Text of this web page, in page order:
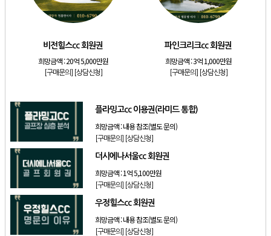
소노호텔앤리조트 패밀리 등기 무기명
파인크리크cc 회원권
소노호텔앤리조트 패밀리 회원권
비전힐스cc 회원권
희망금액 :20억 5,000만원
[구매문의] [상담신청]
파인크리크cc 회원권
희망금액 :3억 1,000만원
[구매문의] [상담신청]
플라밍고cc 이용권(라미드 통합)
희망금액 :내용 참조(별도 문의)
[구매문의] [상담신청]
더시에나서울cc 회원권
희망금액 :1억 5,100만원
[구매문의] [상담신청]
우정힐스cc 회원권
희망금액 :내용 참조(별도 문의)
[구매문의] [상담신청]